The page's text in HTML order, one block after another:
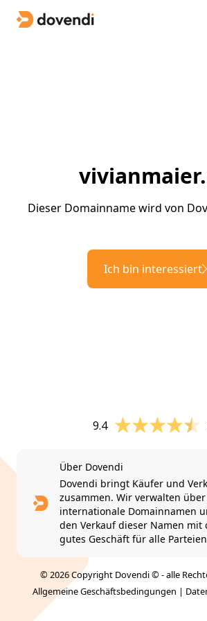
Dieser Domainname wird von
Ich bin interessiert
9.4
Über Dovendi
Dovendi bringt Käufer und
zusammen. Wir verwalten über
internationale Domainnamen
den Verkauf dieser Namen mit
gutes Geschäft für alle
© 2026 Copyright Dovendi © - alle
Allgemeine Geschäftsbedingungen |